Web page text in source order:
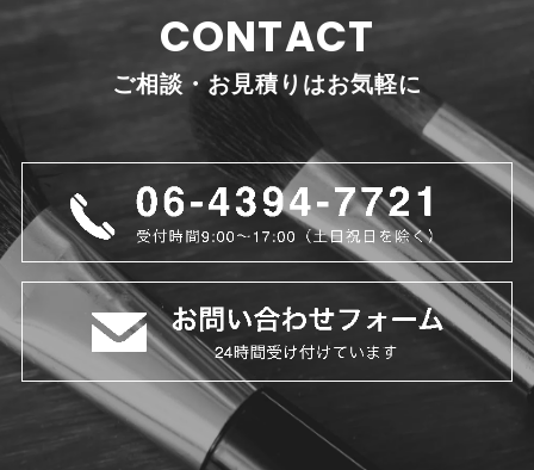
CONTACT
ご相談・お見積りはお気軽に